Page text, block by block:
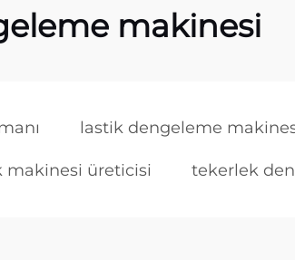
makinesi
lastik dengeleme
makinesi üreticisi tekerlek